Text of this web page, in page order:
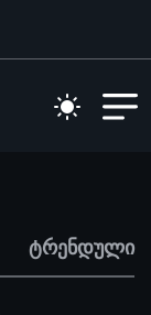
ტრენდული